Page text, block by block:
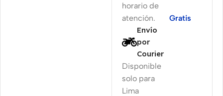
horario de
atención.
Gratis
Envío
por
Courier
Disponible
solo para
Lima